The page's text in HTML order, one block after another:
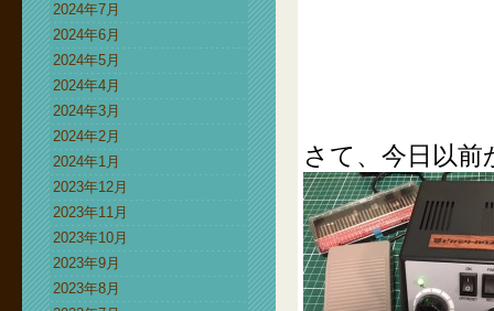
2024年7月
2024年6月
2024年5月
2024年4月
2024年3月
2024年2月
2024年1月
2023年12月
2023年11月
2023年10月
2023年9月
2023年8月
さて、今日以